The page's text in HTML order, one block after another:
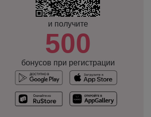
и получите
500
бонусов при регистрации